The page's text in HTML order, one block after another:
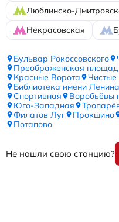
Люблинско-
Некрасовская
Бульвар Рокоссовского
Преображенская
Красные Ворота
Библиотека имени Ленина
Спортивная
Воробьёвы
Юго-Западная
Филатов Луг
Прокшино
Потапово
Не нашли свою станцию?